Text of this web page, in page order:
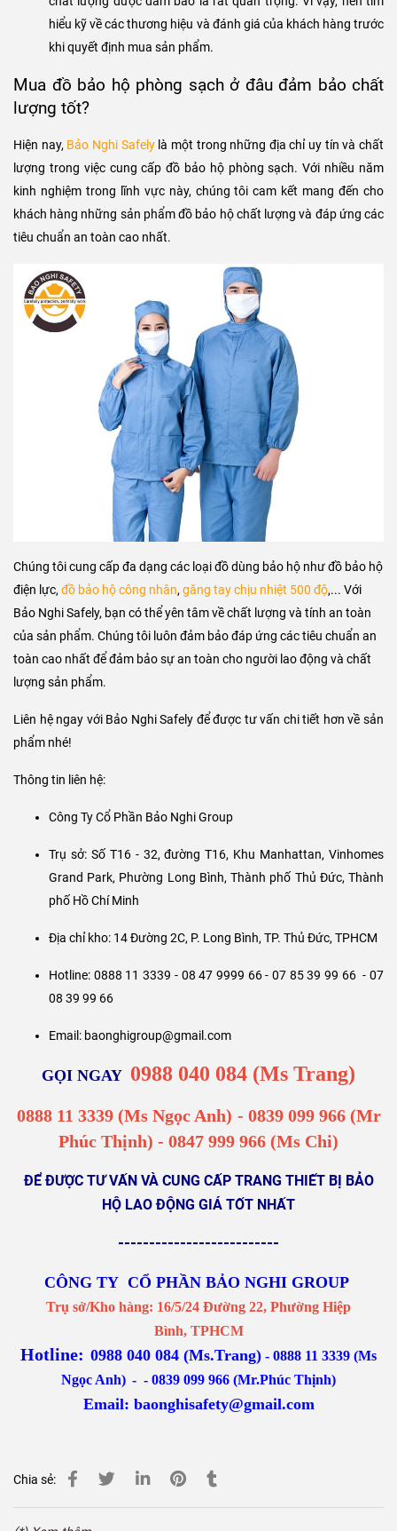
Thiết kế của đồ bảo hộ cũng là yếu tố quan trọng cần lưu ý.
Nên chọn các sản phẩm có thiết kế đơn giản, dễ vệ sinh và
có kích thước phù hợp để đảm bảo sự thoải mái cho người
lao động trong quá trình làm việc.
Độ sạch của quần áo bảo hộ cũng là yếu tố quan trọng cần
lưu ý. Nên chọn các sản phẩm có độ sạch cao để đảm bảo an
toàn trong quá trình lao động.
Việc chọn mua sản phẩm từ các thương hiệu uy tín và có
hiểu kỹ về các thương hiệu và đánh giá của khách hàng trước
khi quyết định mua sản phẩm.
Mua đồ bảo hộ phòng sạch ở đâu đảm bảo chất
Bảo Nghi Safely
là một trong những địa chỉ uy tín và chất
lượng trong việc cung cấp đồ bảo hộ phòng sạch. Với nhiều năm
kinh nghiệm trong lĩnh vực này, chúng tôi cam kết mang đến cho
khách hàng những sản phẩm đồ bảo hộ chất lượng và đáp ứng các
tiêu chuẩn an toàn cao nhất.
Chúng tôi cung cấp đa dạng các loại đồ dùng bảo hộ như đồ bảo hộ
đồ bảo hộ công nhân , găng tay chịu nhiệt 500 độ
,... Với
Bảo Nghi Safely, bạn có thể yên tâm về chất lượng và tính an toàn
của sản phẩm. Chúng tôi luôn đảm bảo đáp ứng các tiêu chuẩn an
lượng sản phẩm.
Liên hệ ngay với Bảo Nghi Safely để được tư vấn chi tiết hơn về sản
phẩm nhé!
Thông tin liên hệ:
Công Ty Cổ Phần Bảo Nghi Group
Trụ sở: Số T16 - 32, đường T16, Khu Manhattan, Vinhomes
Grand Park, Phường Long Bình, Thành phố Thủ Đức, Thành
Địa chỉ kho: 14 Đường 2C, P. Long Bình, TP. Thủ Đức, TPHCM
Email: baonghigroup@gmail.com
0988 040 084 (Ms Trang)
0888 11 3339 (Ms Ngọc Anh) - 0839 099 966
Phúc Thịnh) - 0847 999 966 (Ms Chi)